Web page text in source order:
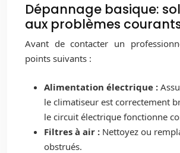
Dépannage basique:
aux problèmes
Avant de contacter un
points suivants :
Alimentation électrique :
le climatiseur est correctement
le circuit électrique fonctionne
Filtres à air : Nettoyez ou
obstrués.